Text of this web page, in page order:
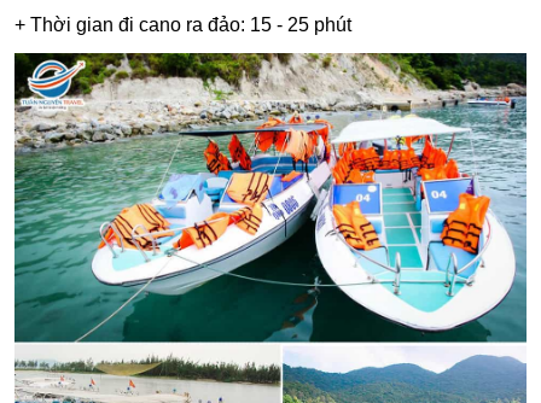
+ Thời gian đi cano ra đảo: 15 - 25 phút